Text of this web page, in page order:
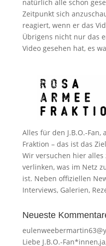
natürlich alle schon
Zeitpunkt sich
reagiert, wenn er das
Übrigens nicht nur das
Video gesehen hat, es
Alles für den J.B.O.-Fan,
Fraktion – das ist das
Wir versuchen hier
verlinken, was im Netz
ist. Neben offiziellen
Interviews, Galerien,
Neueste
Liebe J.B.O.-